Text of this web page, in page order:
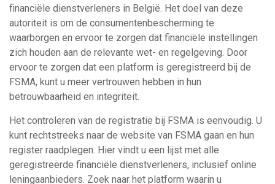
financiële dienstverleners in België. Het doel van deze
autoriteit is om de consumentenbescherming te
waarborgen en ervoor te zorgen dat financiële instellingen
zich houden aan de relevante wet- en regelgeving. Door
ervoor te zorgen dat een platform is geregistreerd bij de
FSMA, kunt u meer vertrouwen hebben in hun
betrouwbaarheid en integriteit.
Het controleren van de registratie bij FSMA is eenvoudig. U
kunt rechtstreeks naar de website van FSMA gaan en hun
register raadplegen. Hier vindt u een lijst met alle
geregistreerde financiële dienstverleners, inclusief online
leningaanbieders. Zoek naar het platform waarin u